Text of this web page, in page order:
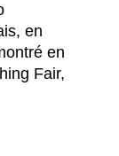
en
en
Fair,